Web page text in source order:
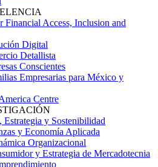
Financial Access, Inclusion and
Digital
Detallista
Conscientes
Empresarias para México y
Centre
Estrategia y Sostenibilidad
y Economía Aplicada
Organizacional
y Estrategia de Mercadotecnia